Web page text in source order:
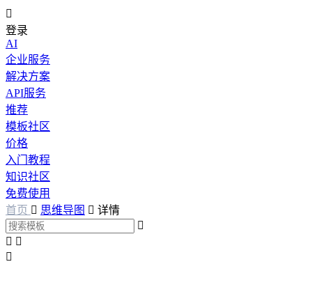

登录
AI
企业服务
解决方案
API服务
推荐
模板社区
价格
入门教程
知识社区
免费使用
首页  思维导图  详情

 
